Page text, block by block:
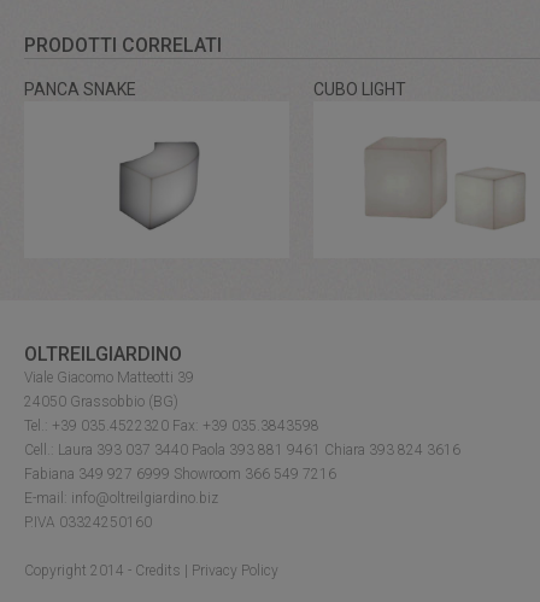
PRODOTTI CORRELATI
PANCA SNAKE CUBO LIGHT
OLTREILGIARDINO
Viale Giacomo Matteotti 39
24050 Grassobbio (BG)
Tel.: +39 035.4522320 Fax: +39 035.3843598
Cell.: Laura 393 037 3440 Paola 393 881 9461 Chiara 393 824 3616
Fabiana 349 927 6999 Showroom 366 549 7216
E-mail: info@oltreilgiardino.biz
P.IVA 03324250160
Copyright 2014 - Credits Privacy Policy